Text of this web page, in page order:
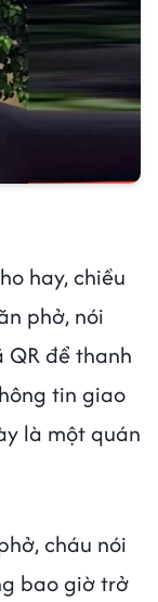
hay, chiều
phở, nói
để thanh
tin giao
là một quán
cháu nói
bao giờ trở